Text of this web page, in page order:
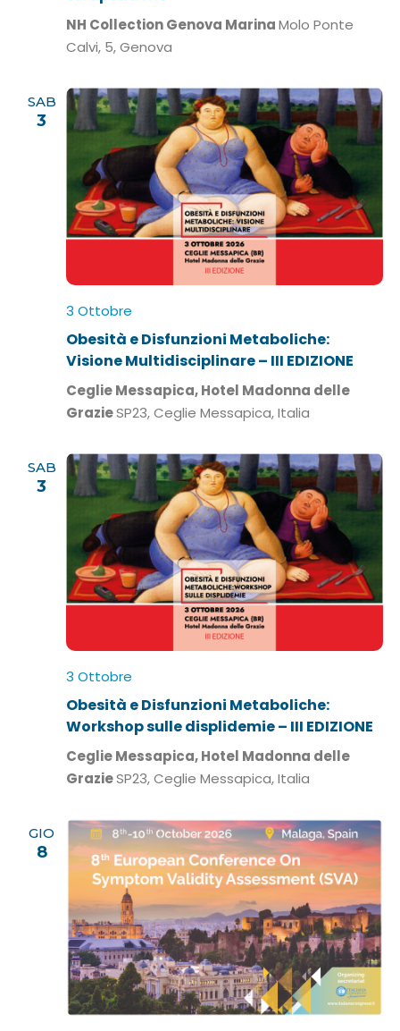
NH Collection Genova MarinaMolo Ponte
Calvi, 5, Genova
SAB
3
3 Ottobre
Obesità e Disfunzioni Metaboliche:
Visione Multidisciplinare – III EDIZIONE
Ceglie Messapica, Hotel Madonna delle
GrazieSP23, Ceglie Messapica, Italia
SAB
3
3 Ottobre
Obesità e Disfunzioni Metaboliche:
Workshop sulle displidemie – III EDIZIONE
Ceglie Messapica, Hotel Madonna delle
GrazieSP23, Ceglie Messapica, Italia
GIO
8